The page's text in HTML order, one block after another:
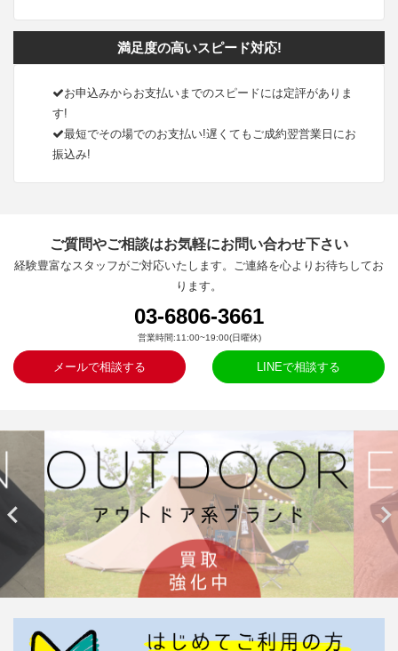
満足度の高いスピード対応!
お申込みからお支払いまでのスピードには定評がありま
す!
最短でその場でのお支払い!遅くてもご成約翌営業日にお
振込み!
ご質問やご相談はお気軽にお問い合わせ下さい
経験豊富なスタッフがご対応いたします。ご連絡を心よりお待ちしてお
ります。
03-6806-3661
営業時間:11:00~19:00(日曜休)
メールで相談する LINEで相談する
 